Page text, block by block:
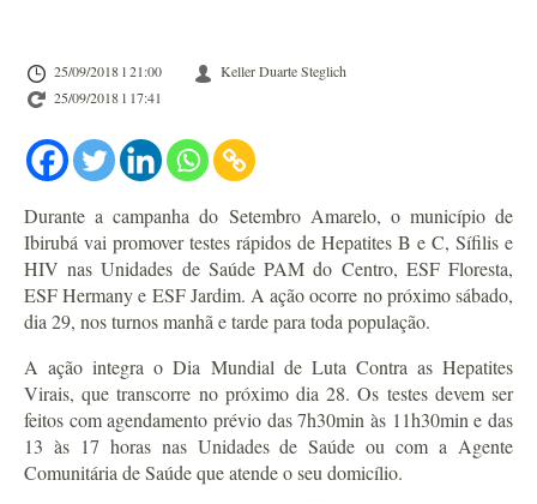
25/09/2018 l 21:00
Keller Duarte Steglich
25/09/2018 l 17:41
Durante a campanha do Setembro Amarelo, o município de
Ibirubá vai promover testes rápidos de Hepatites B e C, Sífilis e
HIV nas Unidades de Saúde PAM do Centro, ESF Floresta,
ESF Hermany e ESF Jardim. A ação ocorre no próximo sábado,
dia 29, nos turnos manhã e tarde para toda população.
A ação integra o Dia Mundial de Luta Contra as Hepatites
Virais, que transcorre no próximo dia 28. Os testes devem ser
feitos com agendamento prévio das 7h30min às 11h30min e das
13 às 17 horas nas Unidades de Saúde ou com a Agente
Comunitária de Saúde que atende o seu domicílio.